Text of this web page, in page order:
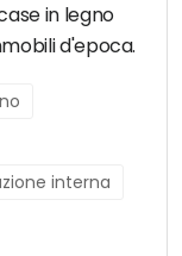
in legno
d'epoca.
interna